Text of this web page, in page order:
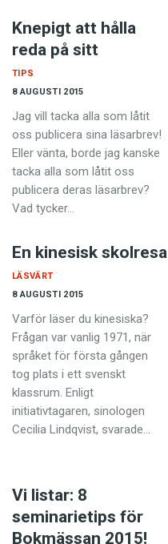
Knepigt att hålla
reda på sitt
8 AUGUSTI 2015
TIPS
Jag vill tacka alla som låtit
oss publicera sina läsarbrev!
Eller vänta, borde jag kanske
tacka alla som låtit oss
publicera deras läsarbrev?
Vad tycker…
En kinesisk skolresa
8 AUGUSTI 2015
LÄSVÄRT
Varför läser du kinesiska?
Frågan var vanlig 1971, när
språket för första gången
tog plats i ett svenskt
klassrum. Enligt
initiativtagaren, sinologen
Cecilia Lindqvist, svarade…
Vi listar: 8
seminarietips för
Bokmässan 2015!